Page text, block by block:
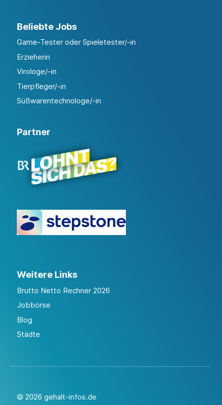
Beliebte Jobs
Game-Tester oder Spieletester/-in
Erzieherin
Virologe/-in
Tierpfleger/-in
Süßwarentechnologe/-in
Partner
Weitere Links
Brutto Netto Rechner 2026
Jobbörse
Blog
Städte
© 2026 gehalt-infos.de